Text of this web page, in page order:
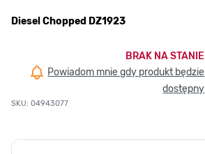
/ Diesel Chopped DZ1923
Diesel Chopped DZ1923
BRAK NA STANIE
Powiadom mnie gdy produkt będzie
dostępny
SKU: 04943077